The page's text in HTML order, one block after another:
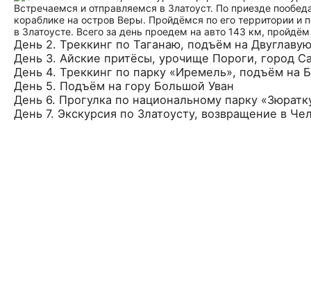
Встречаемся и отправляемся в Златоуст. По приезде
кораблике на остров Веры. Пройдёмся по его территории
в Златоусте. Всего за день проедем на авто 143 км,
День 2. Треккинг по Таганаю, подъём на
День 3. Айские притёсы, урочище Пороги, город
День 4. Треккинг по парку «Иремель», подъём на
День 5. Подъём на гору Большой Уван
День 6. Прогулка по национальному парку
День 7. Экскурсия по Златоусту, возвращение в